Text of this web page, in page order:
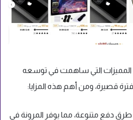
التي ساهمت في توسعه
قصيرة، ومن أهم هذه المزايا:
طرق دفع متنوعة، مما يوفر المرونة في